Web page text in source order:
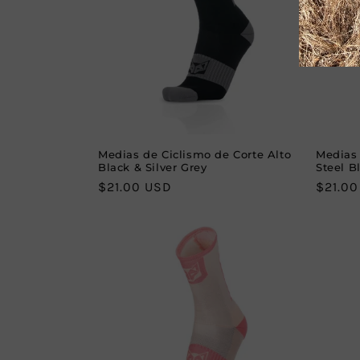
o
n
Medias de Ciclismo de Corte Alto
Black & Silver Grey
Regular
$21.00 USD
Steel
$21.00